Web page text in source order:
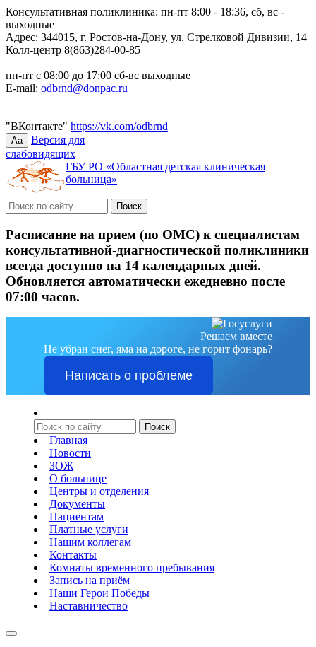
Консультативная поликлиника: пн-пт 8:00 - 18:36, сб, вс -
выходные
Адрес: 344015, г. Ростов-на-Дону, ул. Стрелковой Дивизии, 14
Колл-центр 8(863)284-00-85
пн-пт с 08:00 до 17:00 сб-вс выходные
E-mail: odbrnd@donpac.ru
"ВКонтакте" https://vk.com/odbrnd
Aa
Версия для
слабовидящих
ГБУ РО «Областная детская клиническая
больница»
Расписание на прием (по ОМС) к специалистам
консультативной-диагностической поликлиники
всегда доступно на 14 календарных дней.
Обновляется автоматически ежедневно после
07:00 часов.
Решаем вместе
Не убран снег, яма на дороге, не горит фонарь?
Написать о проблеме
Главная
Новости
ЗОЖ
О больнице
Центры и отделения
Документы
Пациентам
Платные услуги
Нашим коллегам
Контакты
Комнаты временного пребывания
Запись на приём
Наши Герои Победы
Наставничество